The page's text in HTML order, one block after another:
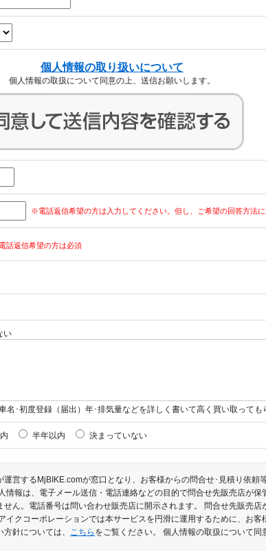
個人情報の取り扱いについて
個人情報の取扱について同意の上、送信お願いします。
※電話返信希望の方は入力してください。但し、ご希望の回答方法に
話返信希望の方は必須
い
･初度登録（届出）年･排気量などを詳しく書いて高く買い取っても
内 半年以内 決まっていない
営するMjBIKE.comが窓口となり、お客様からの問合せ･見積り依頼
情報は、電子メール送信・電話連絡などの目的で問合せ先販売店が
ん。電話番号は問い合わせ販売店に開示されます。 問合せ先販売
イクコーポレーションでは本サービスを円滑に運用するために、お
針については、 こちら をご覧ください。 個人情報の取扱について同